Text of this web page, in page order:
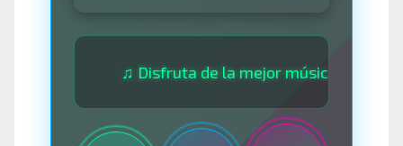
♫ Disfruta de la mejor música las 24 horas ♫